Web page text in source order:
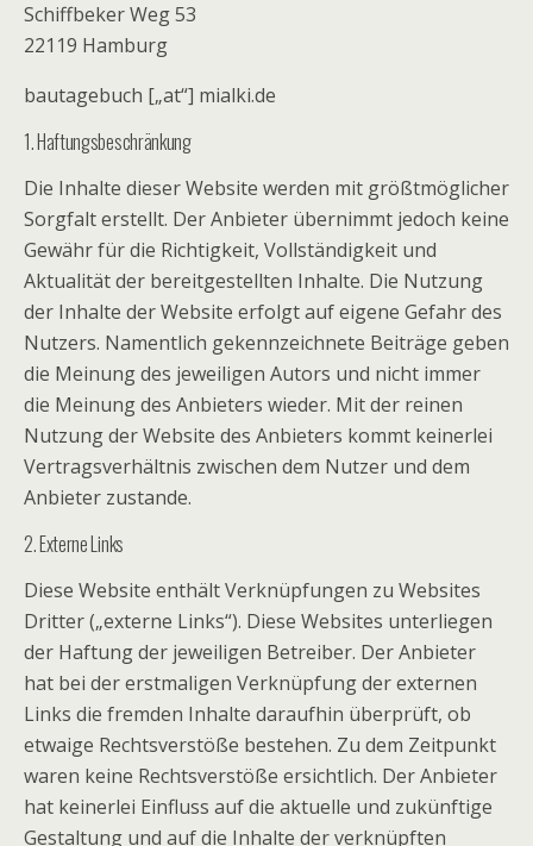
Schiffbeker Weg 53
22119 Hamburg
bautagebuch [„at“] mialki.de
1. Haftungsbeschränkung
Die Inhalte dieser Website werden mit größtmöglicher
Sorgfalt erstellt. Der Anbieter übernimmt jedoch keine
Gewähr für die Richtigkeit, Vollständigkeit und
Aktualität der bereitgestellten Inhalte. Die Nutzung
der Inhalte der Website erfolgt auf eigene Gefahr des
Nutzers. Namentlich gekennzeichnete Beiträge geben
die Meinung des jeweiligen Autors und nicht immer
die Meinung des Anbieters wieder. Mit der reinen
Nutzung der Website des Anbieters kommt keinerlei
Vertragsverhältnis zwischen dem Nutzer und dem
Anbieter zustande.
2. Externe Links
Diese Website enthält Verknüpfungen zu Websites
Dritter („externe Links“). Diese Websites unterliegen
der Haftung der jeweiligen Betreiber. Der Anbieter
hat bei der erstmaligen Verknüpfung der externen
Links die fremden Inhalte daraufhin überprüft, ob
etwaige Rechtsverstöße bestehen. Zu dem Zeitpunkt
waren keine Rechtsverstöße ersichtlich. Der Anbieter
hat keinerlei Einfluss auf die aktuelle und zukünftige
Gestaltung und auf die Inhalte der verknüpften